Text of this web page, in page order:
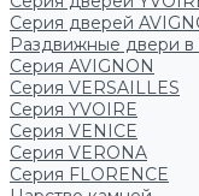
Серия дверей
Раздвижные двери в
Серия AVIGNON
Серия VERSAILLES
Серия YVOIRE
Серия VENICE
Серия VERONA
Серия FLORENCE